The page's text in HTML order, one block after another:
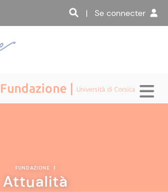
| Se connecter
Fundazione | Università di Corsica
FUNDAZIONE |
Attualità